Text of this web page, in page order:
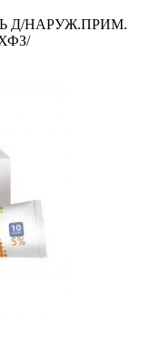
Д/НАРУЖ.ПРИМ.